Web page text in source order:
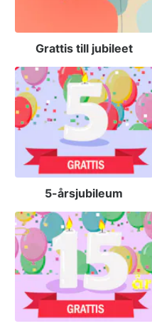
Grattis till jubileet
5-årsjubileum